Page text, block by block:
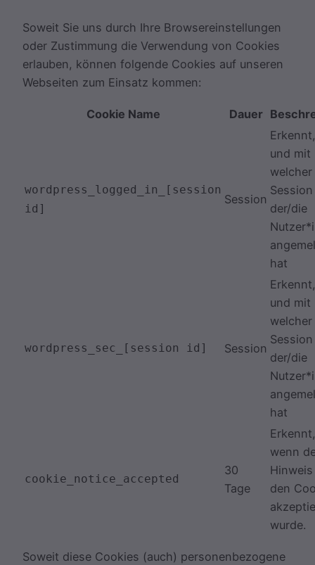
Soweit Sie uns durch Ihre Browsereinstellungen
oder Zustimmung die Verwendung von Cookies
erlauben, können folgende Cookies auf unseren
Webseiten zum Einsatz kommen:
Cookie Name Dauer
wordpress_logged_in_[session
id]
Session
und mit
welcher
der/die
hat
wordpress_sec_[session id] Session
und mit
welcher
der/die
hat
cookie_notice_accepted
30
Tage
Erkennt,
wenn
den
wurde.
Soweit diese Cookies (auch) personenbezogene